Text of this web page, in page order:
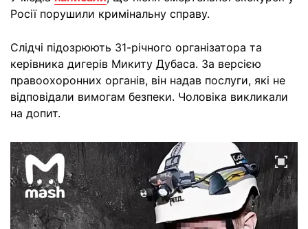
Росії порушили кримінальну справу.
Слідчі підозрюють 31-річного організатора та
керівника дигерів Микиту Дубаса. За версією
правоохоронних органів, він надав послуги, які не
відповідали вимогам безпеки. Чоловіка викликали
на допит.